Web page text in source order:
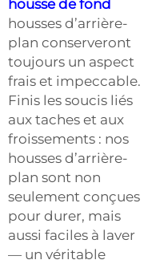
housse de fond
housses d’arrière-
plan conserveront
toujours un aspect
frais et impeccable.
Finis les soucis liés
aux taches et aux
froissements : nos
housses d’arrière-
plan sont non
seulement conçues
pour durer, mais
aussi faciles à laver
— un véritable